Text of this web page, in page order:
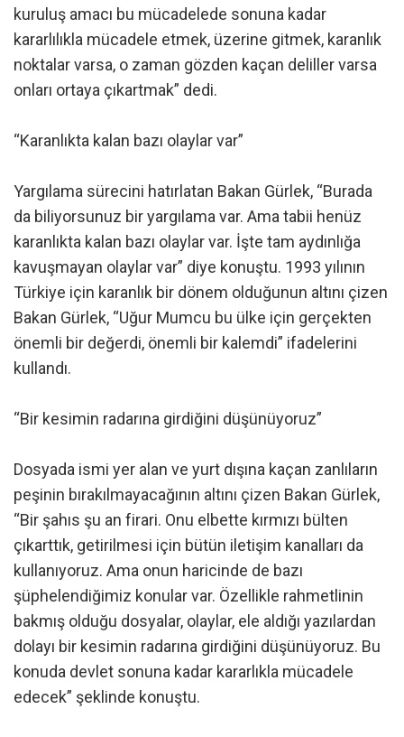
kuruluş amacı bu mücadelede sonuna kadar
kararlılıkla mücadele etmek, üzerine gitmek, karanlık
noktalar varsa, o zaman gözden kaçan deliller varsa
onları ortaya çıkartmak” dedi.
“Karanlıkta kalan bazı olaylar var”
Yargılama sürecini hatırlatan Bakan Gürlek, “Burada
da biliyorsunuz bir yargılama var. Ama tabii henüz
karanlıkta kalan bazı olaylar var. İşte tam aydınlığa
kavuşmayan olaylar var” diye konuştu. 1993 yılının
Türkiye için karanlık bir dönem olduğunun altını çizen
Bakan Gürlek, “Uğur Mumcu bu ülke için gerçekten
önemli bir değerdi, önemli bir kalemdi” ifadelerini
kullandı.
“Bir kesimin radarına girdiğini düşünüyoruz”
Dosyada ismi yer alan ve yurt dışına kaçan zanlıların
peşinin bırakılmayacağının altını çizen Bakan Gürlek,
“Bir şahıs şu an firari. Onu elbette kırmızı bülten
çıkarttık, getirilmesi için bütün iletişim kanalları da
kullanıyoruz. Ama onun haricinde de bazı
şüphelendiğimiz konular var. Özellikle rahmetlinin
bakmış olduğu dosyalar, olaylar, ele aldığı yazılardan
dolayı bir kesimin radarına girdiğini düşünüyoruz. Bu
konuda devlet sonuna kadar kararlıkla mücadele
edecek” şeklinde konuştu.